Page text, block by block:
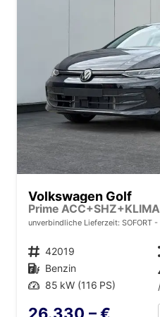
Volkswagen Golf
unverbindliche Lieferzeit: SOFORT
Fahrzeugnr. 42019
Kraftstoff Benzin
Leistung 85 kW (116 PS)
26.330,– €